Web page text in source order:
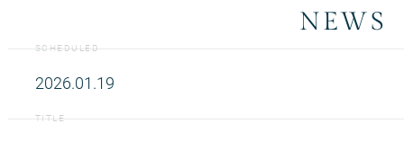
NEWS
SCHEDULED
2026.01.19
TITLE